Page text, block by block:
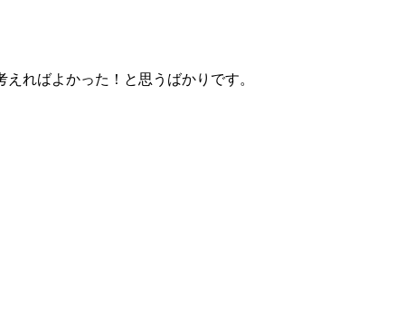
ればよかった！と思うばかりです。